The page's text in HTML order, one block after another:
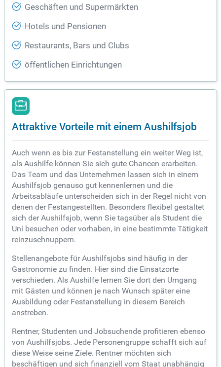
Geschäften und Supermärkten
Hotels und Pensionen
Restaurants, Bars und Clubs
öffentlichen Einrichtungen
Attraktive Vorteile mit einem Aushilfsjob
Auch wenn es bis zur Festanstellung ein weiter Weg ist,
als Aushilfe können Sie sich gute Chancen erarbeiten.
Das Team und das Unternehmen lassen sich in einem
Aushilfsjob genauso gut kennenlernen und die
Arbeitsabläufe unterscheiden sich in der Regel nicht von
denen der Festangestellten. Besonders flexibel gestaltet
sich der Aushilfsjob, wenn Sie tagsüber als Student die
Uni besuchen oder vorhaben, in eine bestimmte Tätigkeit
reinzuschnuppern.
Stellenangebote für Aushilfsjobs sind häufig in der
Gastronomie zu finden. Hier sind die Einsatzorte
verschieden. Als Aushilfe lernen Sie dort den Umgang
mit Gästen und können je nach Wunsch später eine
Ausbildung oder Festanstellung in diesem Bereich
anstreben.
Rentner, Studenten und Jobsuchende profitieren ebenso
von Aushilfsjobs. Jede Personengruppe schafft sich auf
diese Weise seine Ziele. Rentner möchten sich
beschäftigen und sich finanziell vom Staat unabhängig